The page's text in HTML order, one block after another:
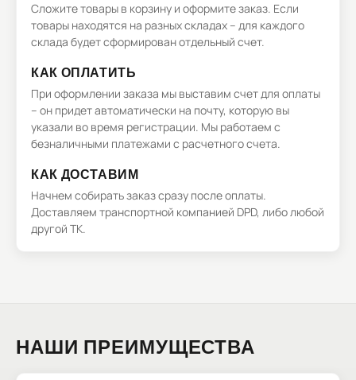
Сложите товары в корзину и оформите заказ. Если
товары находятся на разных складах – для каждого
склада будет сформирован отдельный счет.
КАК ОПЛАТИТЬ
При оформлении заказа мы выставим счет для оплаты
– он придет автоматически на почту, которую вы
указали во время регистрации. Мы работаем с
безналичными платежами с расчетного счета.
КАК ДОСТАВИМ
Начнем собирать заказ сразу после оплаты.
Доставляем транспортной компанией DPD, либо любой
другой ТК.
НАШИ ПРЕИМУЩЕСТВА